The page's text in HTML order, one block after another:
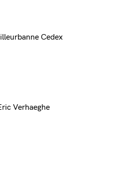
Cedex
Verhaeghe